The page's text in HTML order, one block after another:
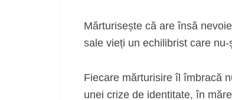
Mărturisește că are însă
sale vieți un echilibrist care
Fiecare mărturisire îl îmbracă
unei crize de identitate, în